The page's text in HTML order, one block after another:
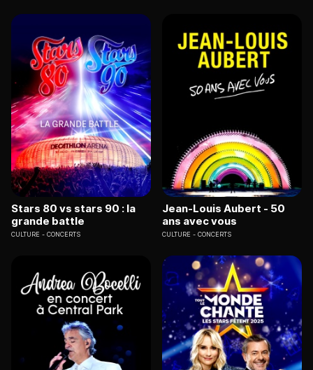
Stars 80 vs stars 90 : la
grande battle
CULTURE CONCERTS
Jean-Louis Aubert - 50
ans avec vous
CULTURE CONCERTS